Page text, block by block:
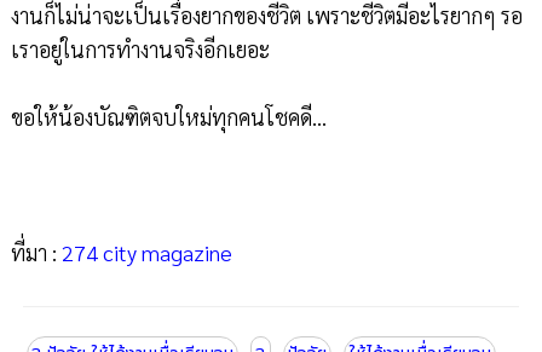
งานก็ไม่น่าจะเป็นเรื่องยากของชีวิต เพราะชีวิตมีอะไรยากๆ รอ
เราอยู่ในการทำงานจริงอีกเยอะ
ขอให้น้องบัณฑิตจบใหม่ทุกคนโชคดี...
ที่มา : 274 city magazine